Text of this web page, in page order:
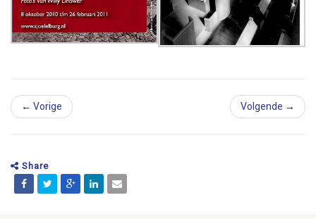
← Vorige Volgende →
Share